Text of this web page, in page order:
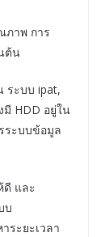
ภาพ การ
ต้น
ระบบ ipat,
มี HDD อยู่ใน
ระบบข้อมูล
ดี และ
บ
ระยะเวลา